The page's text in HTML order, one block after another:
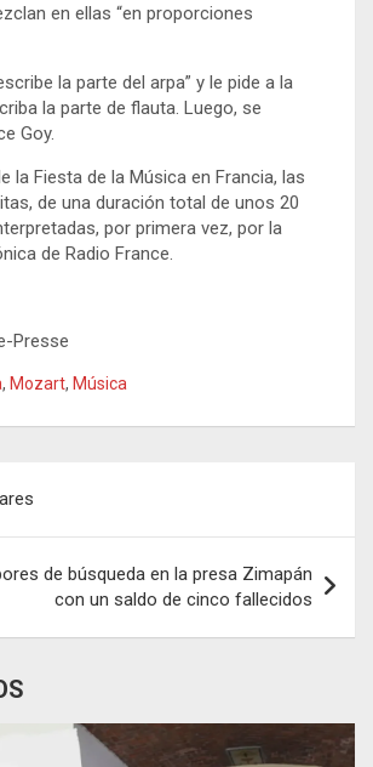
en ellas “en proporciones
la parte del arpa” y le pide a la
la parte de flauta. Luego, se
Goy.
la Fiesta de la Música en Francia, las
de una duración total de unos 20
por primera vez, por la
de Radio France.
Presse
, Mozart, Música
de búsqueda en la presa Zimapán
con un saldo de cinco fallecidos